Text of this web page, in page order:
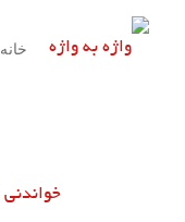
خانه
خواندنی